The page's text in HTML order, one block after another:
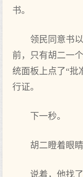
书。
领民同意书
前，只有胡二一
统面板上点了“批
行证。
下一秒。
胡二瞪着眼
说着，他找